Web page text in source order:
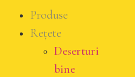
Produse
Rețete
Deserturi
bine